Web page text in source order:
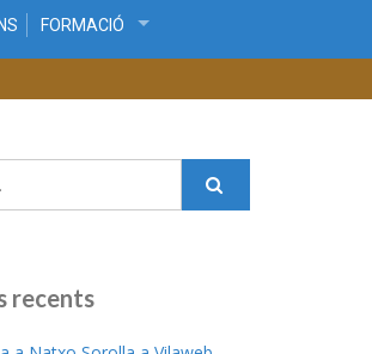
FORMACIÓ
recents